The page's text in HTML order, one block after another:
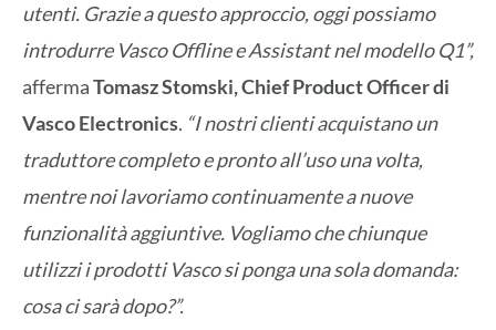
utenti. Grazie a questo approccio, oggi possiamo
introdurre Vasco Offline e Assistant nel modello Q1”,
affermaTomasz Stomski, Chief Product Officer di
Vasco Electronics. “I nostri clienti acquistano un
traduttore completo e pronto all’uso una volta,
mentre noi lavoriamo continuamente a nuove
funzionalità aggiuntive. Vogliamo che chiunque
utilizzi i prodotti Vasco si ponga una sola domanda:
cosa ci sarà dopo?”.